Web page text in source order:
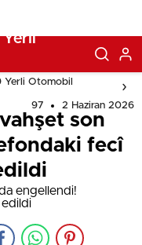
Yerli Otomobil
97 2 Haziran 2026
son
fecî